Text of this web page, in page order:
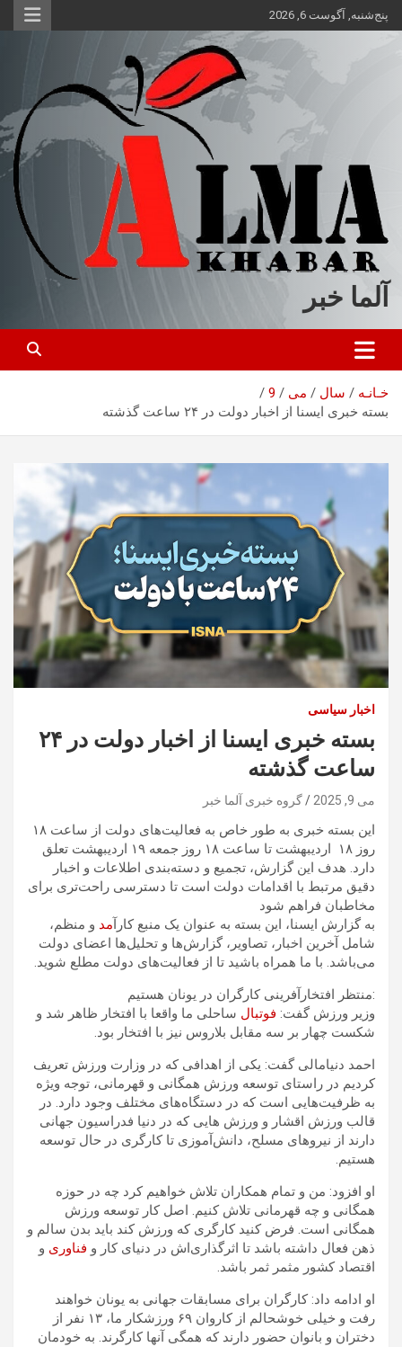
محتوا
پنج‌شنبه, آگوست 6, 2026
آلما خبر
خـانـه سال می
9
بسته خبری ایسنا از اخبار دولت در ۲۴ ساعت گذشته
اخبار سیاسی
بسته خبری ایسنا از اخبار دولت در ۲۴
ساعت گذشته
می 9, 2025 گروه خبری آلما خبر
این بسته خبری به طور خاص به فعالیت‌های دولت از ساعت ۱۸
روز ۱۸ اردیبهشت تا ساعت ۱۸ روز جمعه ۱۹ اردیبهشت تعلق
دارد. هدف این گزارش، تجمیع و دسته‌بندی اطلاعات و اخبار
دقیق مرتبط با اقدامات دولت است تا دسترسی راحت‌تری برای
مخاطبان فراهم شود
به گزارش ایسنا،‌ این بسته به عنوان یک منبع کارآمد و منظم،
شامل آخرین اخبار، تصاویر، گزارش‌ها و تحلیل‌ها اعضای دولت
می‌باشد. با ما همراه باشید تا از فعالیت‌های دولت مطلع شوید.
:منتظر افتخارآفرینی کارگران در یونان هستیم
وزیر ورزش گفت: فوتبال ساحلی ما واقعا با افتخار ظاهر شد و
شکست چهار بر سه مقابل بلاروس نیز با افتخار بود.
احمد دنیامالی گفت: یکی از اهدافی که در وزارت ورزش تعریف
کردیم در راستای توسعه ورزش همگانی و قهرمانی، توجه ویژه
به ظرفیت‌هایی است که در دستگاه‌های مختلف وجود دارد. در
قالب ورزش اقشار و ورزش هایی که در دنیا فدراسیون جهانی
دارند از نیروهای مسلح، دانش‌آموزی تا کارگری در حال توسعه
هستیم.
او افزود: من و تمام همکاران تلاش خواهیم کرد چه در حوزه
همگانی و چه قهرمانی تلاش کنیم. اصل کار توسعه ورزش
همگانی است. فرض کنید کارگری که ورزش کند باید بدن سالم و
ذهن فعال داشته باشد تا اثرگذاری‌اش در دنیای کار و فناوری و
اقتصاد کشور مثمر ثمر باشد.
او ادامه داد: کارگران برای مسابقات جهانی به یونان خواهند
رفت و خیلی خوشحالم از کاروان ۶۹ ورزشکار ما، ۱۳ نفر از
دختران و بانوان حضور دارند که همگی آنها کارگرند. به خودمان